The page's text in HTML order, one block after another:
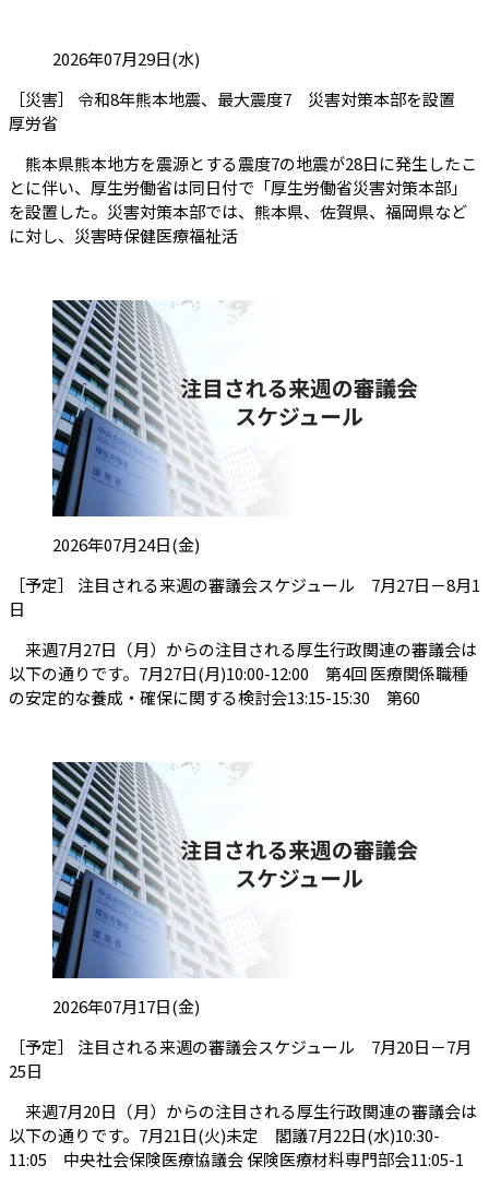
投稿日:2026年07月29日(水)
［災害］ 令和8年熊本地震、最大震度7 災害対策本部を設置
厚労省（会員限定記事）
熊本県熊本地方を震源とする震度7の地震が28日に発生したこ
とに伴い、厚生労働省は同日付で「厚生労働省災害対策本部」
を設置した。災害対策本部では、熊本県、佐賀県、福岡県など
に対し、災害時保健医療福祉活
投稿日:2026年07月24日(金)
［予定］ 注目される来週の審議会スケジュール 7月27日－8月1
日
来週7月27日（月）からの注目される厚生行政関連の審議会は
以下の通りです。7月27日(月)10:00-12:00 第4回 医療関係職種
の安定的な養成・確保に関する検討会13:15-15:30 第60
投稿日:2026年07月17日(金)
［予定］ 注目される来週の審議会スケジュール 7月20日－7月
25日
来週7月20日（月）からの注目される厚生行政関連の審議会は
以下の通りです。7月21日(火)未定 閣議7月22日(水)10:30-
11:05 中央社会保険医療協議会 保険医療材料専門部会11:05-1